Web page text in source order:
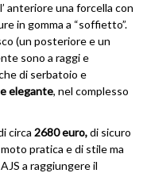
anteriore una forcella con
in gomma a “soffietto”.
(un posteriore e un
sono a raggi e
di serbatoio e
elegante, nel complesso
circa 2680 euro,di sicuro
pratica e di stile ma
a raggiungere il